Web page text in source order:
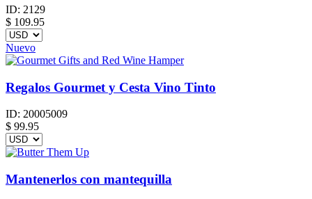
ID: 2129
$ 109.95
Nuevo
Regalos Gourmet y Cesta Vino Tinto
ID: 20005009
$ 99.95
Mantenerlos con mantequilla